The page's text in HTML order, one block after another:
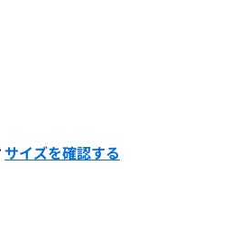
サイズを確認する